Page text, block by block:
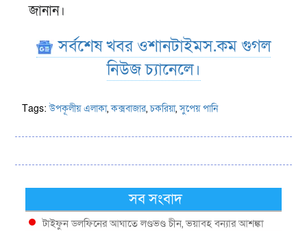
জানান।
সর্বশেষ খবর ওশানটাইমস.কম গুগল
নিউজ চ্যানেলে।
Tags:উপকূলীয় এলাকা,কক্সবাজার,চকরিয়া,সুপেয় পানি
সব সংবাদ
টাইফুন ডলফিনের আঘাতে লণ্ডভণ্ড চীন, ভয়াবহ বন্যার আশঙ্কা